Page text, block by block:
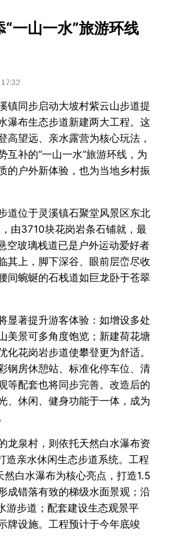
一山一水”旅游环线
镇同步启动大坡村紫云山步道提
瀑布生态步道新建两大工程。这
高望远、亲水露营为核心玩法，
互补的“一山一水”旅游环线，为
的户外新体验，也为当地乡村振
道位于灵溪镇石聚堂风景区东北
由3710块花岗岩条石铺就，最
空玻璃栈道已是户外运动爱好者
其上，脚下深谷、眼前层峦尽收
间蜿蜒的石栈道如巨龙卧于苍翠
显著提升游客体验：如增设多处
美景可多角度饱览；新建荷花塘
化花岗岩步道使攀登更为舒适。
钢房休憩站、标准化停车位、清
等配套也将同步完善。改造后的
、休闲、健身功能于一体，成为
龙泉村，则依托天然白水瀑布资
造亲水休闲生态步道系统。工程
白水瀑布为核心亮点，打造1.5
成错落有致的梯级水面景观；沿
游步道；配套建设生态观景平
牌设施。工程预计于今年底竣